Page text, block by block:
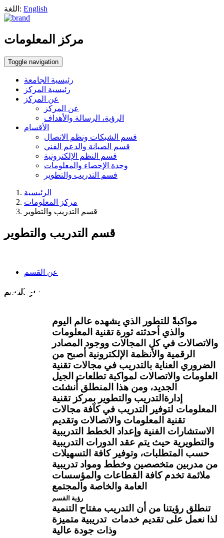
اللغة: English
مركز المعلومات
Toggle navigation
رئيسية الجامعة
رئيسية المركز
عن المركز
عن المركز
الرؤية، الرسالة والأهداف
الأقسام
قسم الشبكات ونظم الاتصال
قسم الصيانة والدعم الفني
قسم النظم الإلكترونية
وحدة الإحصاء والمعلومات
قسم التدريب والتطوير
الرئيسية
مركز المعلومات
قسم التدريب والتطوير
قسم التدريب والتطوير
قسم التدريب والتطوير
عن القسم
عن القسم:
مواكبةً للتطور الذي يشهده عالم اليوم
والذي أحدثته ثورة تقنية المعلومات
والاتصالات في كل المجالات ووجود المصادر
الرقمية والأنظمة الإلكترونية أصبح من
الضروري العناية بالتدريب في مجالات تقنية
العلومات والاتصالات لمواكبة تطلعات الجيل
الجديد، ومن هذا المنطلق أُنشئت
إدارةالتدريب والتطوير بمركز تقنية
المعلومات لتوفير التدريب في كآفة مجالات
تقنية المعلومات والاتصالات وتقديم
الاستشارات الفنية وإعداد الخطط التدريبية
والتطويرية حيث يتم عقد الدورات التدريبية
حسب المتطلبات، وتوفير كافة التسهيلات
من مدربين متخصصين وخطط ومواد تدريبية
ملائمة تخدم كافة القطاعات والمؤسسات
العامة والخاصة والمجتمع
رؤية القسم
تنطلق رؤيتنا من أن التدريب مفتاح التنمية
لذا نعمل على تقديم خدمات تدريبية متميزة
وذات جودة عالية